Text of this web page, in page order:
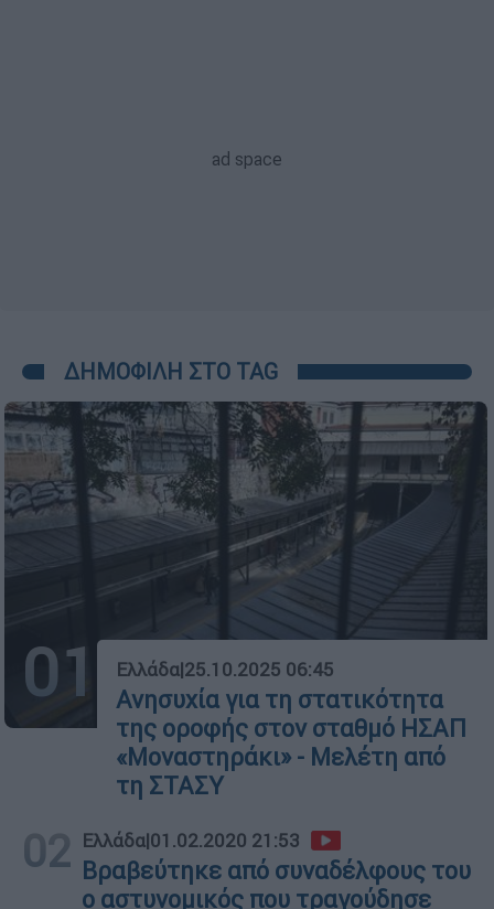
ΔΗΜΟΦΙΛΗ ΣΤΟ TAG
01 Ελλάδα|25.10.2025 06:45
Ανησυχία για τη στατικότητα
της οροφής στον σταθμό ΗΣΑΠ
«Μοναστηράκι» - Μελέτη από
τη ΣΤΑΣΥ
02 Ελλάδα|01.02.2020 21:53
Βραβεύτηκε από συναδέλφους του
ο αστυνομικός που τραγούδησε